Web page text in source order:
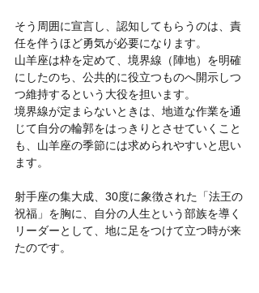
そう周囲に宣言し、認知してもらうのは、責
任を伴うほど勇気が必要になります。
山羊座は枠を定めて、境界線（陣地）を明確
にしたのち、公共的に役立つものへ開示しつ
つ維持するという大役を担います。
境界線が定まらないときは、地道な作業を通
じて自分の輪郭をはっきりとさせていくこと
も、山羊座の季節には求められやすいと思い
ます。
射手座の集大成、30度に象徴された「法王の
祝福」を胸に、自分の人生という部族を導く
リーダーとして、地に足をつけて立つ時が来
たのです。